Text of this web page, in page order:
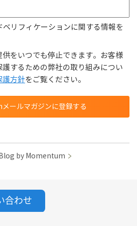
リフィケーションに関する情報を
をいつでも停止できます。お客様
するための弊社の取り組みについ
護方針をご覧ください。
by Momentum